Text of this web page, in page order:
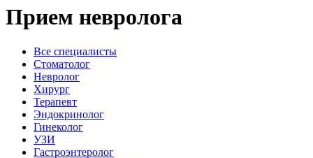
Прием невролога
Все специалисты
Стоматолог
Невролог
Хирург
Терапевт
Эндокринолог
Гинеколог
УЗИ
Гастроэнтеролог